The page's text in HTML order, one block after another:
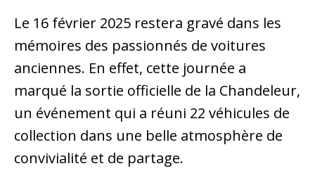
Le 16 février 2025 restera gravé dans les
mémoires des passionnés de voitures
anciennes. En effet, cette journée a
marqué la sortie officielle de la Chandeleur,
un événement qui a réuni 22 véhicules de
collection dans une belle atmosphère de
convivialité et de partage.